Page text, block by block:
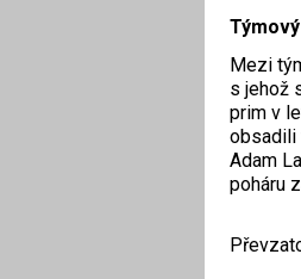
Mezi
s jehož
prim v
obsadili
Adam
poháru